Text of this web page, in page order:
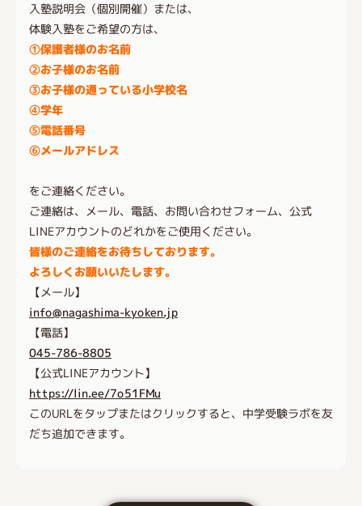
入塾説明会（個別開催）または、
体験入塾をご希望の方は、
①保護者様のお名前
②お子様のお名前
③お子様の通っている小学校名
④学年
⑤電話番号
⑥メールアドレス
をご連絡ください。
ご連絡は、メール、電話、お問い合わせフォーム、公式
LINEアカウントのどれかをご使用ください。
皆様のご連絡をお待ちしております。
よろしくお願いいたします。
【メール】
info@nagashima-kyoken.jp
【電話】
045-786-8805
【公式LINEアカウント】
https://lin.ee/7o51FMu
このURLをタップまたはクリックすると、中学受験ラボを友
だち追加できます。